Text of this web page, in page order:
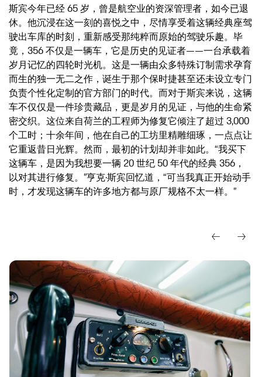
斯宾今年已经 65 岁，曾是航空业的资深管理者，如今已退
休。他沉浸在这一刻的喜悦之中，尽情享受着这辆经典座驾
驶出车库的时刻，重新感受那纯粹而原始的驾驶乐趣。毕
竟，356 不仅是一辆车，它是历史的见证者——一台承载着
岁月记忆的四轮时光机。这是一辆由众多特殊订制需求孕育
而生的独一无二之作，诞生于那个保时捷甚至还未设立专门
负责个性化定制的官方部门的时代。而对于斯宾来说，这辆
车不仅仅是一件珍贵藏品，更是岁月的见证，与他的生命紧
密交织。这位来自荷兰的工程师为修复它倾注了超过 3,000
个工时；十余年间，他在自己的工坊里精雕细琢，一点点让
它重返昔日光辉。然而，最初的计划却并非如此。“我买下
这辆车，是因为我想要一辆 20 世纪 50 年代的经典 356，
以对其进行修复。”亨克·斯宾回忆道，“可当我真正开始动手
时，才发现这辆车的许多地方都与原厂规格不太一样。”